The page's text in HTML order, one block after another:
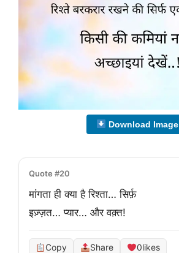
Download Image
Quote #20
मांगता ही क्या है रिश्ता… सिर्फ़
इज़्ज़त… प्यार… और वक़्त!
Copy Share 0likes